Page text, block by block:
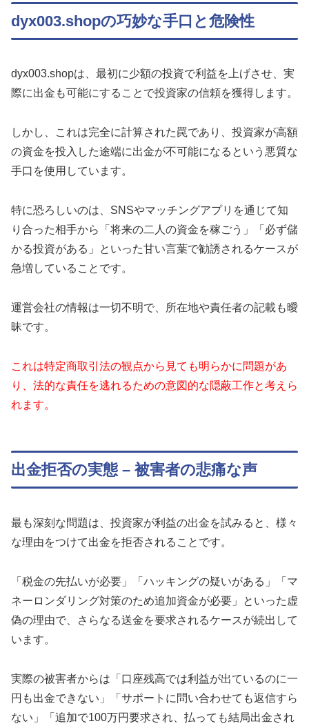
dyx003.shopの巧妙な手口と危険性
dyx003.shopは、最初に少額の投資で利益を上げさせ、実
際に出金も可能にすることで投資家の信頼を獲得します。
しかし、これは完全に計算された罠であり、投資家が高額
の資金を投入した途端に出金が不可能になるという悪質な
手口を使用しています。
特に恐ろしいのは、SNSやマッチングアプリを通じて知
り合った相手から「将来の二人の資金を稼ごう」「必ず儲
かる投資がある」といった甘い言葉で勧誘されるケースが
急増していることです。
運営会社の情報は一切不明で、所在地や責任者の記載も曖
昧です。
これは特定商取引法の観点から見ても明らかに問題があ
り、法的な責任を逃れるための意図的な隠蔽工作と考えら
れます。
出金拒否の実態 – 被害者の悲痛な声
最も深刻な問題は、投資家が利益の出金を試みると、様々
な理由をつけて出金を拒否されることです。
「税金の先払いが必要」「ハッキングの疑いがある」「マ
ネーロンダリング対策のため追加資金が必要」といった虚
偽の理由で、さらなる送金を要求されるケースが続出して
います。
実際の被害者からは「口座残高では利益が出ているのに一
円も出金できない」「サポートに問い合わせても返信すら
ない」「追加で100万円要求され、払っても結局出金され